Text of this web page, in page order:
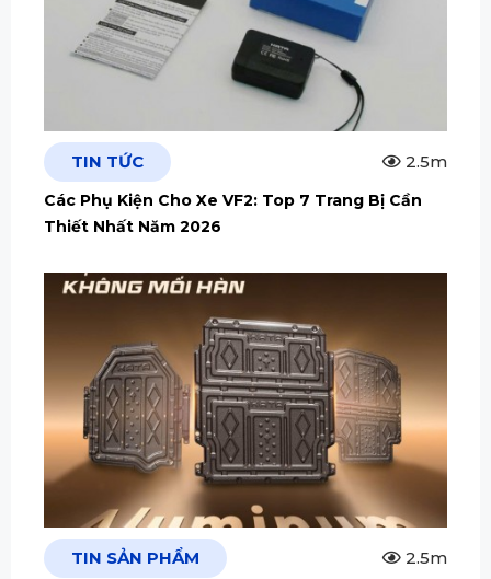
TIN TỨC 2.5m
Các Phụ Kiện Cho Xe VF2: Top 7 Trang Bị Cần
Thiết Nhất Năm 2026
TIN SẢN PHẨM 2.5m